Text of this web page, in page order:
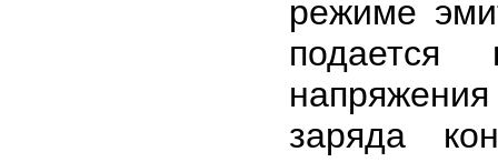
режиме
подается
заряда